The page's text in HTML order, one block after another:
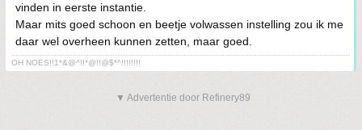
vinden in eerste instantie.
Maar mits goed schoon en beetje volwassen instelling zou ik me
daar wel overheen kunnen zetten, maar goed.
OH NOES!!1*&@^!!*@!!@$*^!!!!!!!!
▼ Advertentie door Refinery89